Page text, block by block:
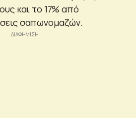
και το 17% από
σαπωνομαζών.